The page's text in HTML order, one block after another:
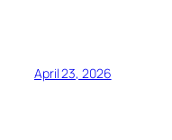
April 23, 2026